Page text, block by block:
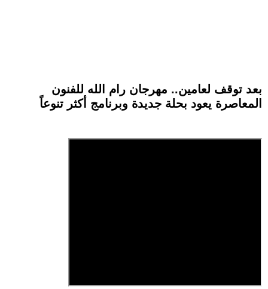
بعد توقف لعامين.. مهرجان رام الله للفنون
المعاصرة يعود بحلة جديدة وبرنامج أكثر تنوعاً